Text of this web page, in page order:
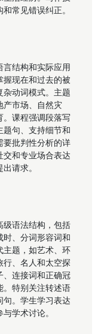
常见错误纠正。
结构和实际应用
握现在和过去的被
动词模式。主题
产市场、自然灾
课程强调段落写
句、支持细节和
要批判性分析的详
和专业场合表达
请求。
级语法结构，包括
、分词形容词和
主题，如艺术、环
、名人和太空探
、连接词和正确冠
。特别关注转述语
。学生学习表达
学术讨论。